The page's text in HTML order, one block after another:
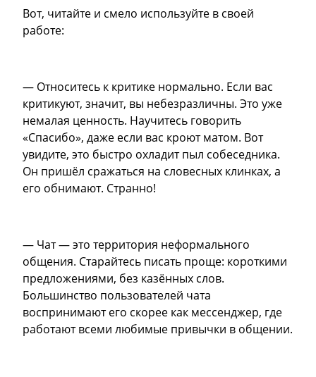
Вот, читайте и смело используйте в своей
работе:
— Относитесь к критике нормально. Если вас
критикуют, значит, вы небезразличны. Это уже
немалая ценность. Научитесь говорить
«Спасибо», даже если вас кроют матом. Вот
увидите, это быстро охладит пыл собеседника.
Он пришёл сражаться на словесных клинках, а
его обнимают. Странно!
— Чат — это территория неформального
общения. Старайтесь писать проще: короткими
предложениями, без казённых слов.
Большинство пользователей чата
воспринимают его скорее как мессенджер, где
работают всеми любимые привычки в общении.